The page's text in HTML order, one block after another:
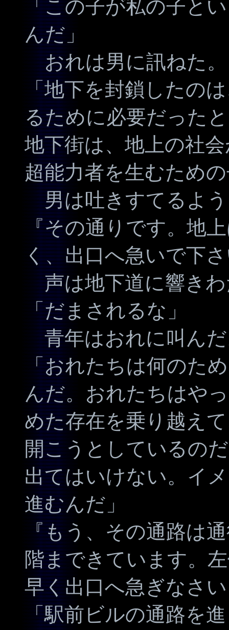
「この子が私の子と
んだ」
おれは男に訊ねた。
「地下を封鎖したの
るために必要だった
地下街は、地上の社
超能力者を生むため
男は吐きすてるよ
『その通りです。地
く、出口へ急いで下
声は地下道に響き
「だまされるな」
青年はおれに叫ん
「おれたちは何のた
んだ。おれたちはや
めた存在を乗り越え
開こうとしているの
出てはいけない。イ
進むんだ」
『もう、その通路は
階まできています。
早く出口へ急ぎなさ
「駅前ビルの通路を